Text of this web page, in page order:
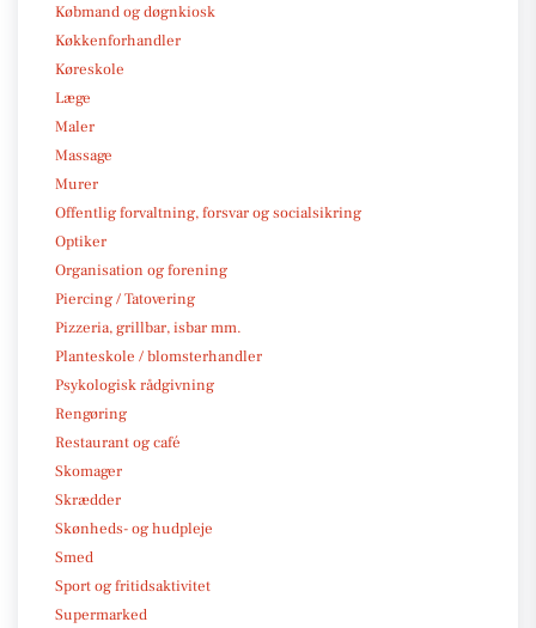
Købmand og døgnkiosk
Køkkenforhandler
Køreskole
Læge
Maler
Massage
Murer
Offentlig forvaltning, forsvar og socialsikring
Optiker
Organisation og forening
Piercing / Tatovering
Pizzeria, grillbar, isbar mm.
Planteskole / blomsterhandler
Psykologisk rådgivning
Rengøring
Restaurant og café
Skomager
Skrædder
Skønheds- og hudpleje
Smed
Sport og fritidsaktivitet
Supermarked